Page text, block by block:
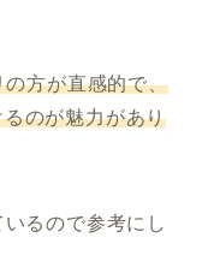
の方が直感的で、
のが魅力があり
るので参考にし